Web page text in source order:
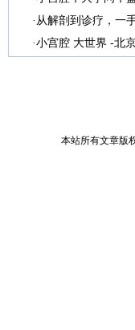
· 从解剖到诊疗，一
·小宫腔 大世界 -北
本站所有文章版